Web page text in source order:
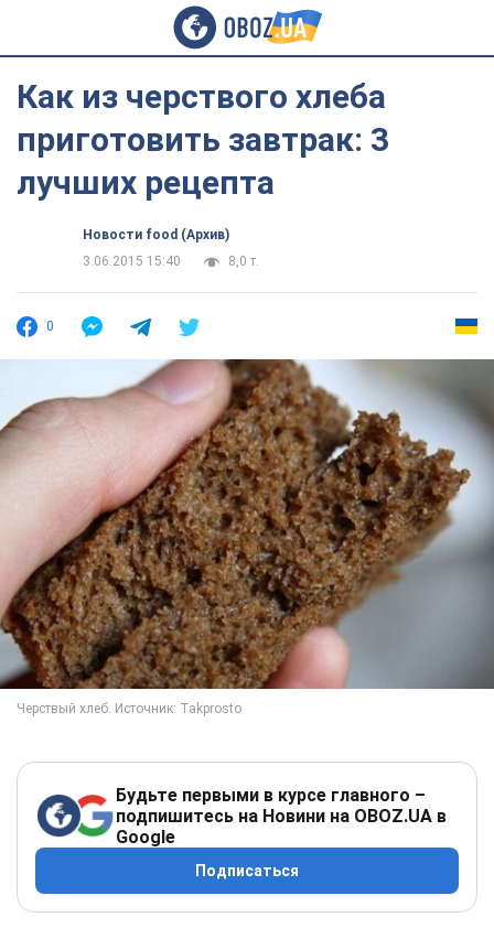
Как из черствого хлеба
приготовить завтрак: 3
лучших рецепта
Новости food (Архив)
3.06.2015 15:40
8,0 т.
0
Будьте первыми в курсе главного –
подпишитесь на Новини на OBOZ.UA в
Google
Подписаться